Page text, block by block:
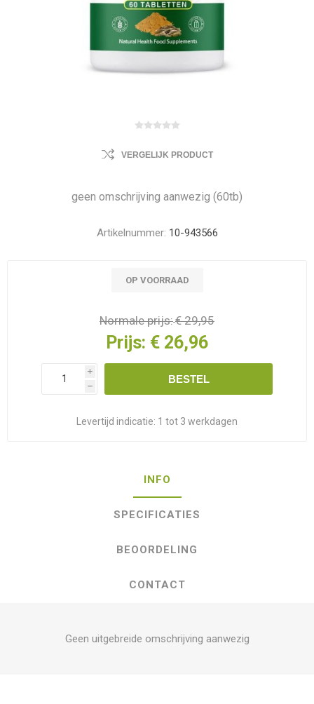
VERGELIJK PRODUCT
geen omschrijving aanwezig (60tb)
Artikelnummer: 10-943566
OP VOORRAAD
Normale prijs:€ 29,95
Prijs: € 26,96
i
h
BESTEL
Levertijd indicatie: 1 tot 3 werkdagen
INFO
SPECIFICATIES
BEOORDELING
CONTACT
Geen uitgebreide omschrijving aanwezig